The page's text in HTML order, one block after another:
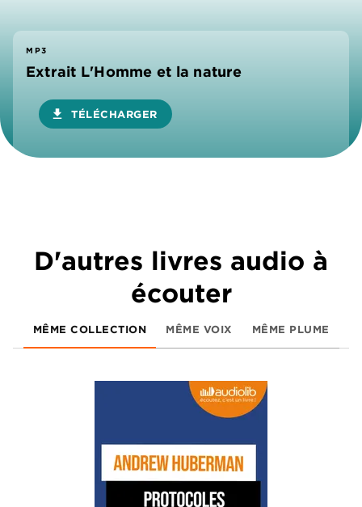
MP3
Extrait L'Homme et la nature
download TÉLÉCHARGER
D'autres livres audio à
écouter
MÊME COLLECTION MÊME VOIX MÊME PLUME